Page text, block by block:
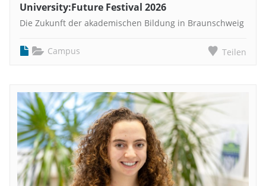
University:Future Festival 2026
Die Zukunft der akademischen Bildung in Braunschweig
Campus Teilen